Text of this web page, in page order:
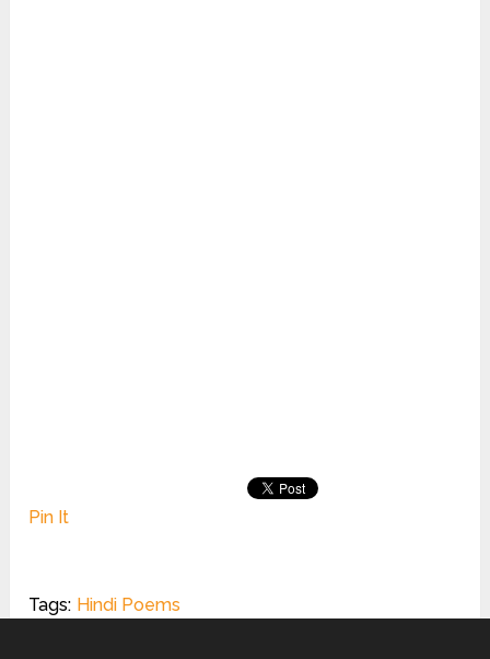
Pin It
Tags: Hindi Poems